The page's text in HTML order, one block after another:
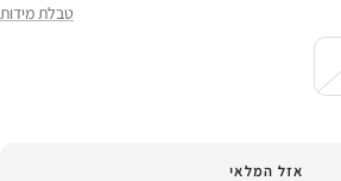
טבלת מידות
אזל המלאי